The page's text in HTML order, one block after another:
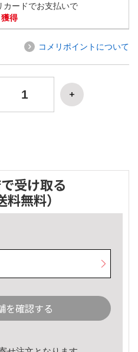
カードでお支払いで
得
コメリポイントについて
受け取る
料無料）
を確認する